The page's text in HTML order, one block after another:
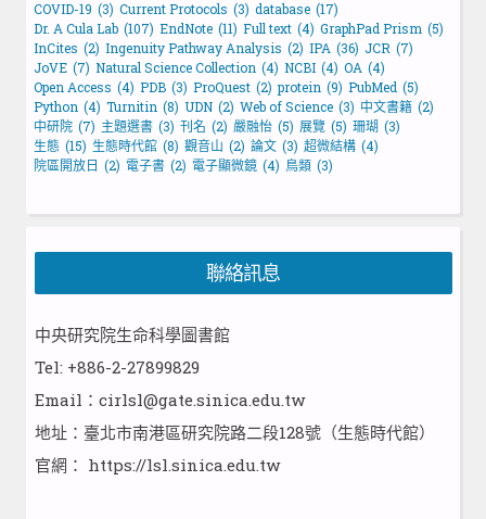
COVID-19 (3) Current Protocols (3) database (17)
Dr. A Cula Lab (107) EndNote (11) Full text (4) GraphPad Prism (5)
InCites (2) Ingenuity Pathway Analysis (2) IPA (36) JCR (7)
JoVE (7) Natural Science Collection (4) NCBI (4) OA (4)
Open Access (4) PDB (3) ProQuest (2) protein (9) PubMed (5)
Python (4) Turnitin (8) UDN (2) Web of Science (3) 中文書籍 (2)
中研院 (7) 主題選書 (3) 刊名 (2) 嚴融怡 (5) 展覽 (5) 珊瑚 (3)
生態 (15) 生態時代館 (8) 觀音山 (2) 論文 (3) 超微結構 (4)
院區開放日 (2) 電子書 (2) 電子顯微鏡 (4) 鳥類 (3)
聯絡訊息
中央研究院生命科學圖書館
Tel: +886-2-27899829
Email：cirlsl@gate.sinica.edu.tw
地址：臺北市南港區研究院路二段128號（生態時代館）
官網： https://lsl.sinica.edu.tw